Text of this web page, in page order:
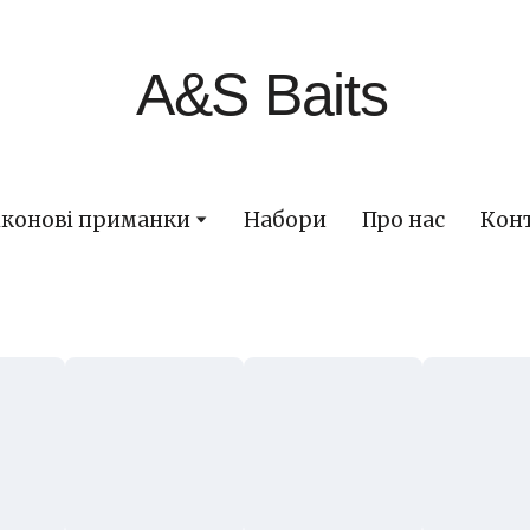
A&S Baits
приманки Набори Про нас